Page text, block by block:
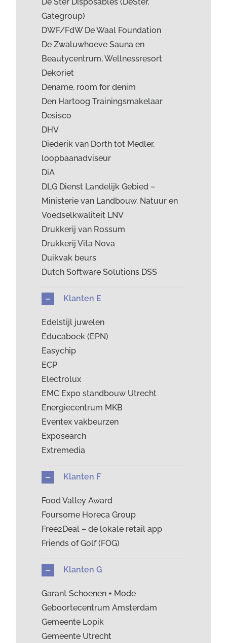
De Ster Disposables (DeSter,
Gategroup)
DWF/FdW De Waal Foundation
De Zwaluwhoeve Sauna en
Beautycentrum, Wellnessresort
Dekoriet
Dename, room for denim
Den Hartoog Trainingsmakelaar
Desisco
DHV
Diederik van Dorth tot Medler,
loopbaanadviseur
DiA
DLG Dienst Landelijk Gebied –
Ministerie van Landbouw, Natuur en
Voedselkwaliteit LNV
Drukkerij van Rossum
Drukkerij Vita Nova
Duikvak beurs
Dutch Software Solutions DSS
Klanten E
Edelstijl juwelen
Educaboek (EPN)
Easychip
ECP
Electrolux
EMC Expo standbouw Utrecht
Energiecentrum MKB
Eventex vakbeurzen
Exposearch
Extremedia
Klanten F
Food Valley Award
Foursome Horeca Group
Free2Deal – de lokale retail app
Friends of Golf (FOG)
Klanten G
Garant Schoenen + Mode
Geboortecentrum Amsterdam
Gemeente Lopik
Gemeente Utrecht